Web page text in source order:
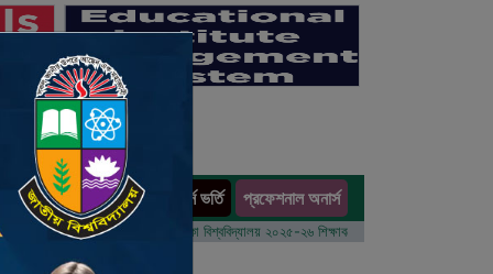
অনার্স ভর্তি প্রফেশনাল অনার্স
ভর্তি আবেদন বিজ্ঞপ্তি ঢাকা বিশ্ববিদ্যালয় ২০২৫-২৬ শিক্ষাবর্ষে আন্ডারগ্র্যাজুয়েট প্রোগ্রামে ভর্তি